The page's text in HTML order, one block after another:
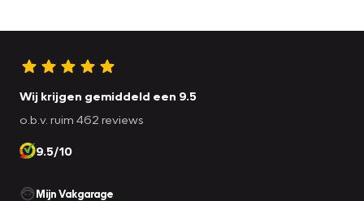
Wij krijgen gemiddeld een 9.5
o.b.v. ruim 462 reviews
9.5/10
Mijn Vakgarage